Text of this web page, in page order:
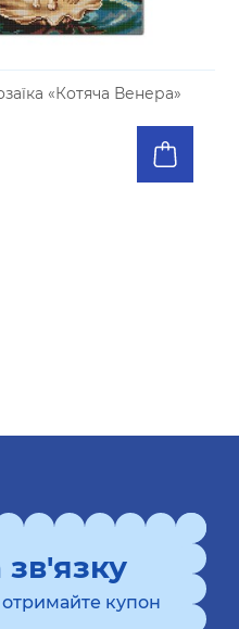
«Котяча Венера»
отримайте купон